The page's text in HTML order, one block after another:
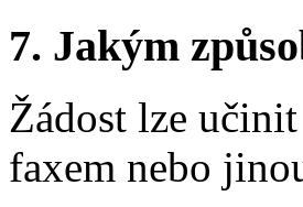
7. Jakým
Žádost lze
faxem nebo